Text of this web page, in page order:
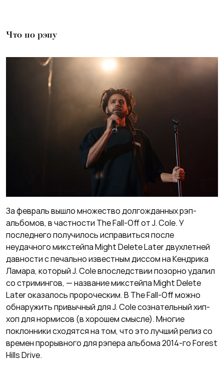
Что по рэпу
За февраль вышло множество долгожданных рэп-
альбомов, в частности The Fall-Off от J. Cole. У
последнего получилось исправиться после
неудачного микстейпа Might Delete Later двухлетней
давности с печально известным диссом на Кендрика
Ламара, который J. Cole впоследствии позорно удалил
со стримингов, — название микстейпа Might Delete
Later оказалось пророческим. В The Fall-Off можно
обнаружить привычный для J. Cole сознательный хип-
хоп для нормисов (в хорошем смысле). Многие
поклонники сходятся на том, что это лучший релиз со
времен прорывного для рэпера альбома 2014-го Forest
Hills Drive.